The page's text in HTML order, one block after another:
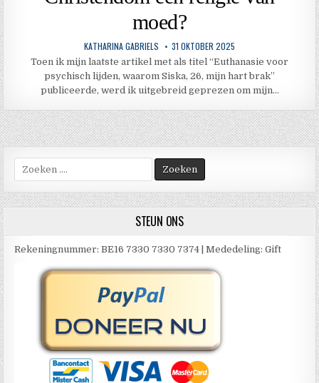
moed?
KATHARINA GABRIELS 31 OKTOBER 2025
Toen ik mijn laatste artikel met als titel “Euthanasie voor
psychisch lijden, waarom Siska, 26, mijn hart brak”
publiceerde, werd ik uitgebreid geprezen om mijn…
naar:
STEUN ONS
Rekeningnummer: BE16 7330 7330 7374 | Mededeling: Gift